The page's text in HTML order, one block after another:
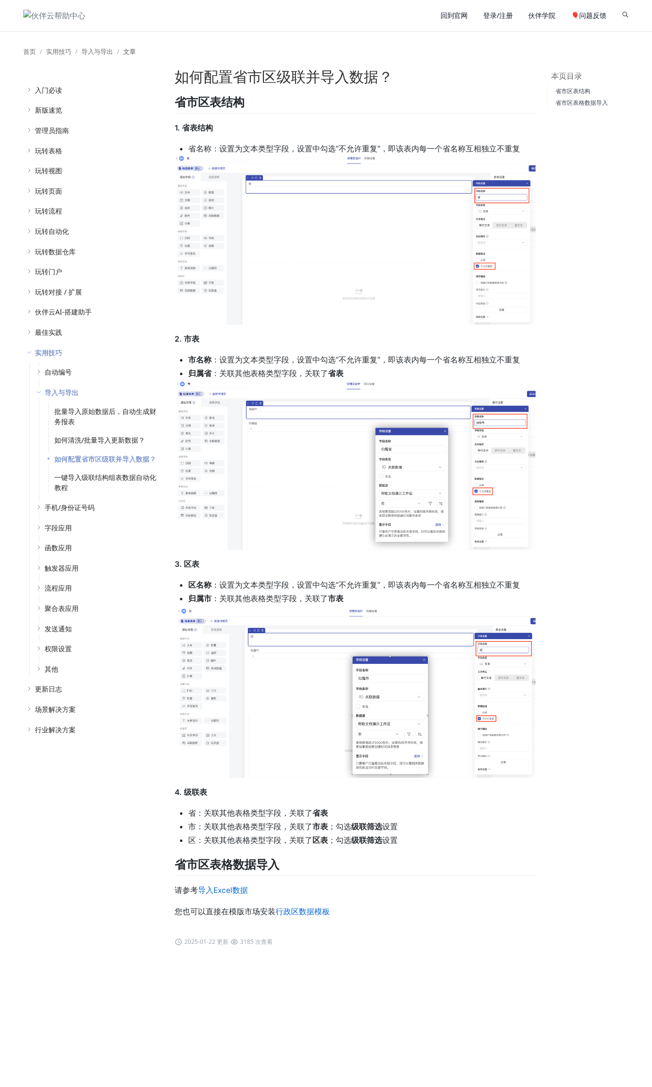
回到官网 登录/注册 伙伴学院 🎈问题反馈
首页 实用技巧 导入与导出 文章
入门必读
新版速览
管理员指南
玩转表格
玩转视图
玩转页面
玩转流程
玩转自动化
玩转数据仓库
玩转门户
玩转对接 / 扩展
伙伴云AI-搭建助手
最佳实践
实用技巧
自动编号
导入与导出
批量导入原始数据后，自动生成财
务报表
如何清洗/批量导入更新数据？
如何配置省市区级联并导入数据？
一键导入级联结构组表数据自动化
教程
手机/身份证号码
字段应用
函数应用
触发器应用
流程应用
聚合表应用
发送通知
权限设置
其他
更新日志
场景解决方案
行业解决方案
如何配置省市区级联并导入数据？
省市区表结构
1. 省表结构
省名称：设置为文本类型字段，设置中勾选“不允许重复”，即该表内每一个省名称互相独立不重复
2. 市表
市名称：设置为文本类型字段，设置中勾选“不允许重复”，即该表内每一个省名称互相独立不重复
归属省：关联其他表格类型字段，关联了省表
3. 区表
区名称：设置为文本类型字段，设置中勾选“不允许重复”，即该表内每一个省名称互相独立不重复
归属市 ：关联其他表格类型字段，关联了市表
4. 级联表
省：关联其他表格类型字段，关联了省表
市：关联其他表格类型字段，关联了市表 ；勾选级联筛选设置
区：关联其他表格类型字段，关联了区表 ；勾选级联筛选设置
省市区表格数据导入
请参考导入Excel数据
您也可以直接在模版市场安装行政区数据模板
2025-01-22 更新 3185 次查看
本页目录
省市区表结构
省市区表格数据导入